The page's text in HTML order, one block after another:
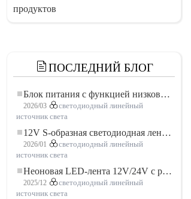
продуктов
ПОСЛЕДНИЙ БЛОГ
Блок питания с функцией низковольтного плавного пуска для LED освещения
2026/03
светодиодный линейный
источник света
12V S-образная светодиодная лента: гибкое и эффективное решение для современного освещения
2026/01
светодиодный линейный
источник света
Неоновая LED-лента 12V/24V с резкой по 3 светодиода: современное неоновое освещение для любого пространства
2025/12
светодиодный линейный
источник света